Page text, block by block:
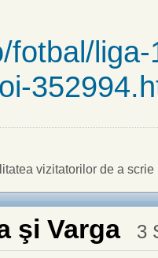
fotbal/
vizitatorilor de a
şi Varga 3